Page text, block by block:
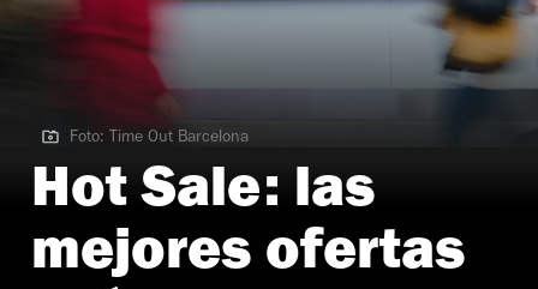
Foto: Time Out Barcelona
Foto: Time Out Barcelona
Hot Sale: las
mejores ofertas